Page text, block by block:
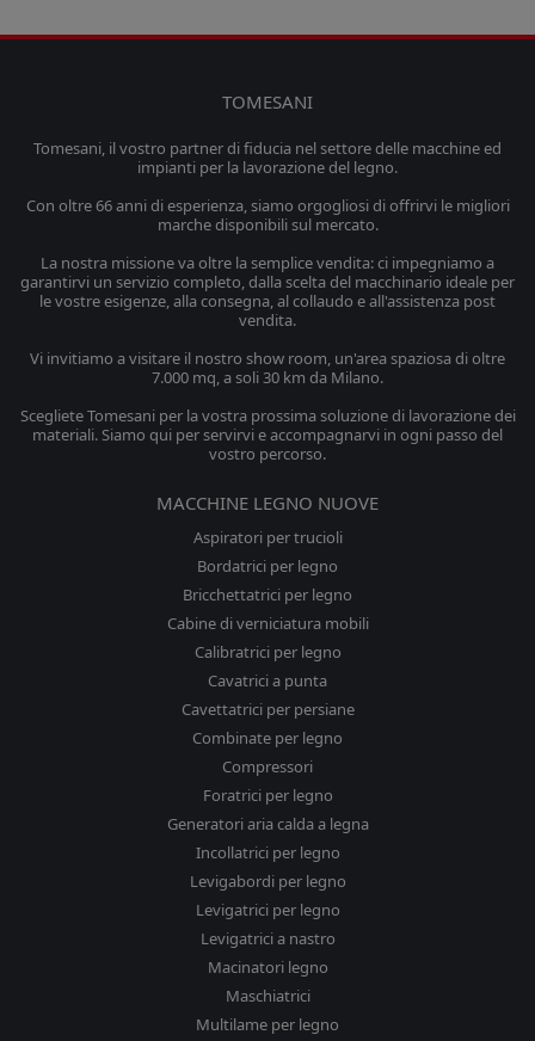
TOMESANI
Tomesani, il vostro partner di fiducia nel settore delle macchine ed
impianti per la lavorazione del legno.
Con oltre 66 anni di esperienza, siamo orgogliosi di offrirvi le migliori
marche disponibili sul mercato.
La nostra missione va oltre la semplice vendita: ci impegniamo a
garantirvi un servizio completo, dalla scelta del macchinario ideale per
le vostre esigenze, alla consegna, al collaudo e all'assistenza post
vendita.
Vi invitiamo a visitare il nostro show room, un'area spaziosa di oltre
7.000 mq, a soli 30 km da Milano.
Scegliete Tomesani per la vostra prossima soluzione di lavorazione dei
materiali. Siamo qui per servirvi e accompagnarvi in ogni passo del
vostro percorso.
MACCHINE LEGNO NUOVE
Aspiratori per trucioli
Bordatrici per legno
Bricchettatrici per legno
Cabine di verniciatura mobili
Calibratrici per legno
Cavatrici a punta
Cavettatrici per persiane
Combinate per legno
Compressori
Foratrici per legno
Generatori aria calda a legna
Incollatrici per legno
Levigabordi per legno
Levigatrici per legno
Levigatrici a nastro
Macinatori legno
Maschiatrici
Multilame per legno